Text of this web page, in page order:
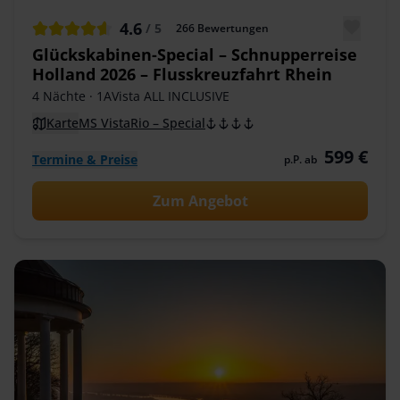
4.6 / 5 266 Bewertungen
Glückskabinen-Special – Schnupperreise
Holland 2026 – Flusskreuzfahrt Rhein
4 Nächte · 1AVista ALL INCLUSIVE
KarteMS VistaRio – Special
Termine & Preise p.P. ab 599 €
Zum Angebot